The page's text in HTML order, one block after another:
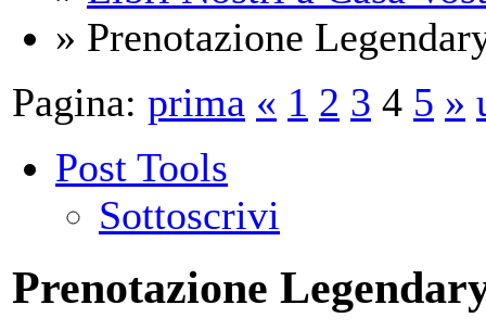
» Prenotazione
Pagina: prima « 1 2 3 4 5 »
Post Tools
Sottoscrivi
Prenotazione